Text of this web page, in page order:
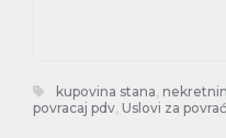
kupovina stana,
povracaj pdv, Uslovi za